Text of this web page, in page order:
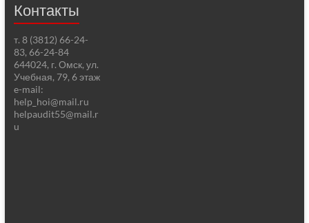
Контакты
т. 8 (3812) 66-24-
83, 66-24-84
644024, г. Омск, ул.
Учебная, 79, 6 этаж
e-mail:
help_hoi@mail.ru
helpaudit55@mail.r
u